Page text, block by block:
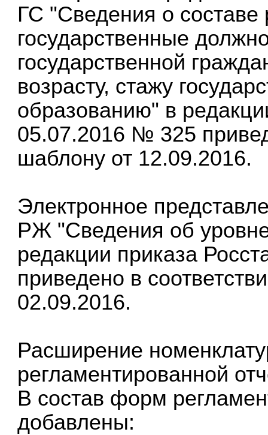
ГС "Сведения о
государственные
государственной
возрасту, стажу
образованию" в
05.07.2016 № 325
шаблону от 12.09.2016.
Электронное
РЖ "Сведения об
редакции приказа
приведено в
02.09.2016.
Расширение
регламентированной
В состав форм
добавлены: